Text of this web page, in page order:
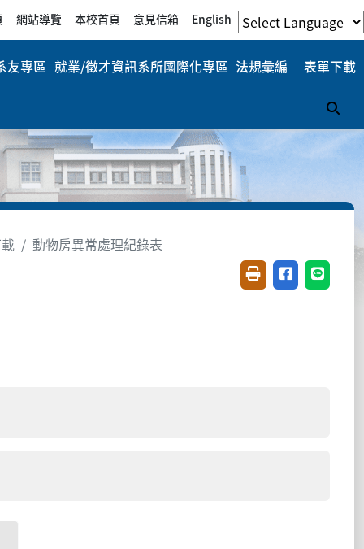
網站導覽 本校首頁 意見信箱 English
友專區 就業/徵才資訊系所國際化專區 法規彙編 表單下載
動物房異常處理紀錄表
友善列印(開新視窗)
分享至臉書(
分享至